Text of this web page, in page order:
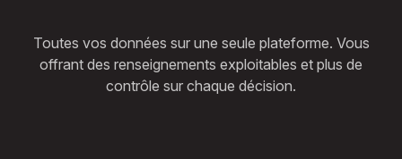
Toutes vos données sur une seule plateforme. Vous
offrant des renseignements exploitables et plus de
contrôle sur chaque décision.